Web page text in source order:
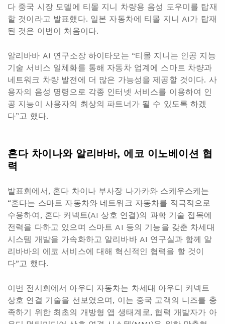
다 중국 시장 모델에 티몰 지니 차량용 음성 도우미를 탑재
할 것이라고 발표했다. 일본 자동차에 티몰 지니 AI가 탑재
된 것은 이번이 처음이다.
알리바바 AI 연구소장 하이타오는 “티몰 지니는 인공 지능
기술 서비스 일체화를 통해 자동차 업계에 스마트 차량과
네트워크 차량 발전에 더 많은 가능성을 제공할 것이다. 사
용자의 음성 명령으로 각종 인터넷 서비스를 이용하여 인
공 지능이 사용자의 최상의 파트너가 될 수 있도록 하겠
다”고 했다.
혼다 차이나와 알리바바, 에코 이노베이션 협
력
발표회에서, 혼다 차이나 부사장 나가카와 스케우스케는
“혼다는 스마트 자동차와 네트워크 자동차를 적극적으로
수용하여, 혼다 커넥트(AI 상호 연결)의 과학 기술 접목에
전력을 다하고 있으며 스마트 AI 등의 기능을 갖춘 차세대
시스템 개발을 가속화하고 알리바바 AI 연구실과 함께 알
리바바의 에코 서비스에 대해 혁신적인 협력을 할 것이
다”고 했다.
이번 전시회에서 아우디 자동차는 차세대 아우디 커넥트
상호 연결 기술을 선보였으며, 이는 중국 고객의 니즈를 충
족하기 위한 최초의 개방형 앱 생태계로, 협력 개발자가 아